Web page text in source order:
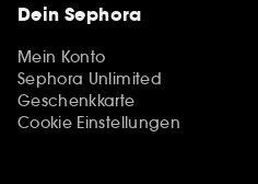
Dein Sephora
Mein Konto
Sephora Unlimited
Geschenkkarte
Cookie Einstellungen